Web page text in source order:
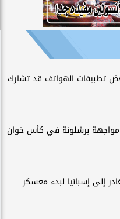
تطبيقات الهواتف قد تشارك
مواجهة برشلونة في كأس خوان
إلى إسبانيا لبدء معسكر